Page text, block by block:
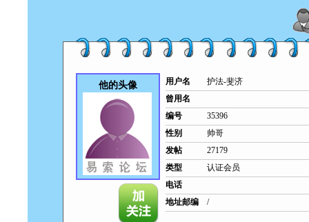
他的头像 用户名
护法-斐济
曾用名
编号
35396
性别
帅哥
发帖
27179
类型
认证会员
电话
地址邮编
/